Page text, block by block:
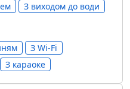
З виходом до води
З Wi-Fi
З караоке